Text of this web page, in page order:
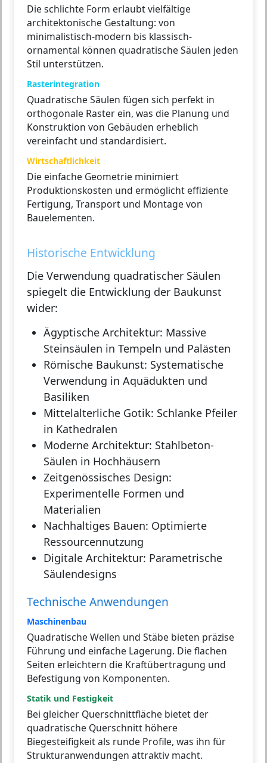
Die schlichte Form erlaubt vielfältige
architektonische Gestaltung: von
minimalistisch-modern bis klassisch-
ornamental können quadratische Säulen jeden
Stil unterstützen.
Rasterintegration
Quadratische Säulen fügen sich perfekt in
orthogonale Raster ein, was die Planung und
Konstruktion von Gebäuden erheblich
vereinfacht und standardisiert.
Wirtschaftlichkeit
Die einfache Geometrie minimiert
Produktionskosten und ermöglicht effiziente
Fertigung, Transport und Montage von
Bauelementen.
Historische Entwicklung
Die Verwendung quadratischer Säulen
spiegelt die Entwicklung der Baukunst
wider:
Ägyptische Architektur: Massive
Steinsäulen in Tempeln und Palästen
Römische Baukunst: Systematische
Verwendung in Aquädukten und
Basiliken
Mittelalterliche Gotik: Schlanke Pfeiler
in Kathedralen
Moderne Architektur: Stahlbeton-
Säulen in Hochhäusern
Zeitgenössisches Design:
Experimentelle Formen und
Materialien
Nachhaltiges Bauen: Optimierte
Ressourcennutzung
Digitale Architektur: Parametrische
Säulendesigns
Technische Anwendungen
Maschinenbau
Quadratische Wellen und Stäbe bieten präzise
Führung und einfache Lagerung. Die flachen
Seiten erleichtern die Kraftübertragung und
Befestigung von Komponenten.
Statik und Festigkeit
Bei gleicher Querschnittfläche bietet der
quadratische Querschnitt höhere
Biegesteifigkeit als runde Profile, was ihn für
Strukturanwendungen attraktiv macht.